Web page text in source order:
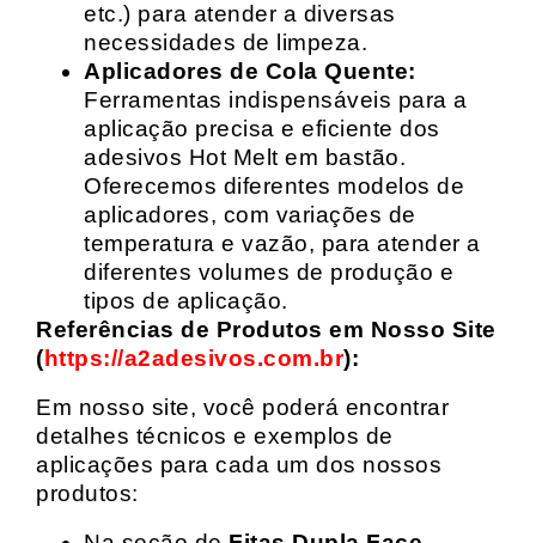
etc.) para atender a diversas
necessidades de limpeza.
Aplicadores de Cola Quente:
Ferramentas indispensáveis para a
aplicação precisa e eficiente dos
adesivos Hot Melt em bastão.
Oferecemos diferentes modelos de
aplicadores, com variações de
temperatura e vazão, para atender a
diferentes volumes de produção e
tipos de aplicação.
Referências de Produtos em Nosso Site
(https://a2adesivos.com.br):
Em nosso site, você poderá encontrar
detalhes técnicos e exemplos de
aplicações para cada um dos nossos
produtos: